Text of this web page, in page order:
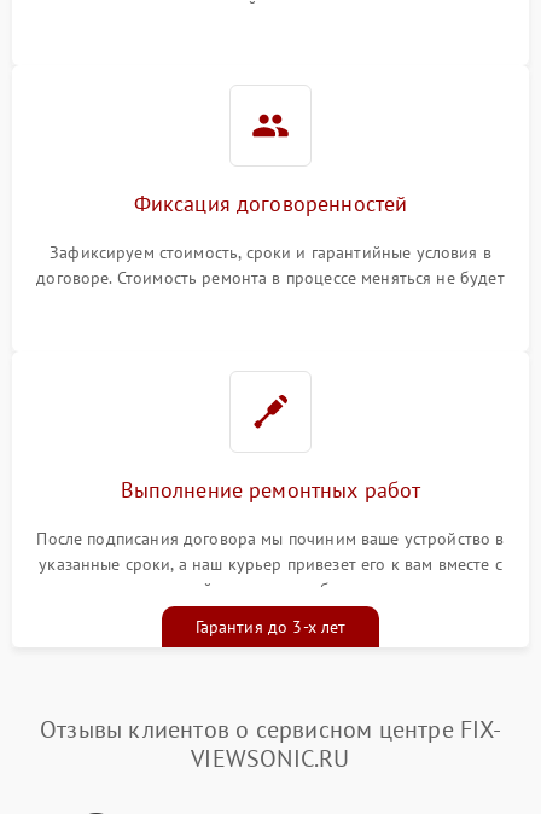
гарантийные условия
Фиксация договоренностей
Зафиксируем стоимость, сроки и гарантийные условия в
договоре. Стоимость ремонта в процессе меняться не будет
Выполнение ремонтных работ
После подписания договора мы починим ваше устройство в
указанные сроки, а наш курьер привезет его к вам вместе с
гарантийным талоном бесплатно
Гарантия до 3-х лет
Отзывы клиентов о сервисном центре FIX-
VIEWSONIC.RU